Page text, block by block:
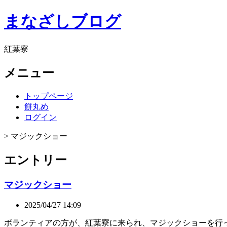
まなざしブログ
紅葉寮
メニュー
トップページ
餅丸め
ログイン
> マジックショー
エントリー
マジックショー
2025/04/27 14:09
ボランティアの方が、紅葉寮に来られ、マジックショーを行